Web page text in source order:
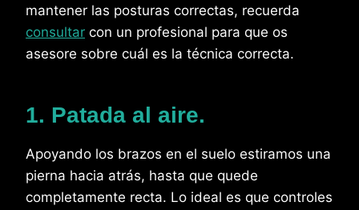
mantener las posturas correctas, recuerda
consultar con un profesional para que os
asesore sobre cuál es la técnica correcta.
1. Patada al aire.
Apoyando los brazos en el suelo estiramos una
pierna hacia atrás, hasta que quede
completamente recta. Lo ideal es que controles